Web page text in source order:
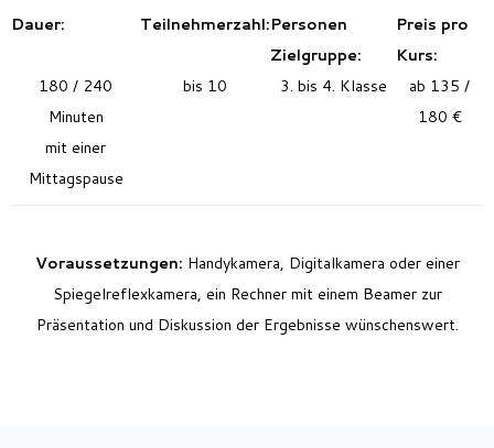
Dauer: Teilnehmerzahl:Personen
Zielgruppe:
Preis pro
Kurs:
180 / 240
Minuten
mit einer
Mittagspause
bis 10 3. bis 4. Klasse
ab 135 /
180 €
Voraussetzungen: Handykamera, Digitalkamera oder einer
Spiegelreflexkamera, ein Rechner mit einem Beamer zur
Präsentation und Diskussion der Ergebnisse wünschenswert.